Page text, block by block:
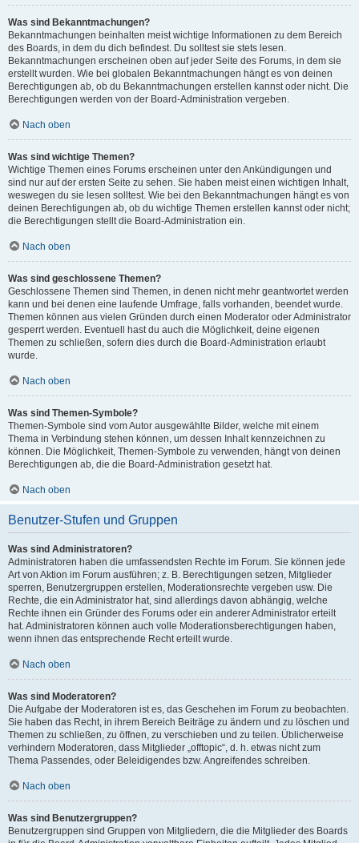
Was sind Bekanntmachungen?
Bekanntmachungen beinhalten meist wichtige Informationen zu dem Bereich
des Boards, in dem du dich befindest. Du solltest sie stets lesen.
Bekanntmachungen erscheinen oben auf jeder Seite des Forums, in dem sie
erstellt wurden. Wie bei globalen Bekanntmachungen hängt es von deinen
Berechtigungen ab, ob du Bekanntmachungen erstellen kannst oder nicht. Die
Berechtigungen werden von der Board-Administration vergeben.
Nach oben
Was sind wichtige Themen?
Wichtige Themen eines Forums erscheinen unter den Ankündigungen und
sind nur auf der ersten Seite zu sehen. Sie haben meist einen wichtigen Inhalt,
weswegen du sie lesen solltest. Wie bei den Bekanntmachungen hängt es von
deinen Berechtigungen ab, ob du wichtige Themen erstellen kannst oder nicht;
die Berechtigungen stellt die Board-Administration ein.
Nach oben
Was sind geschlossene Themen?
Geschlossene Themen sind Themen, in denen nicht mehr geantwortet werden
kann und bei denen eine laufende Umfrage, falls vorhanden, beendet wurde.
Themen können aus vielen Gründen durch einen Moderator oder Administrator
gesperrt werden. Eventuell hast du auch die Möglichkeit, deine eigenen
Themen zu schließen, sofern dies durch die Board-Administration erlaubt
wurde.
Nach oben
Was sind Themen-Symbole?
Themen-Symbole sind vom Autor ausgewählte Bilder, welche mit einem
Thema in Verbindung stehen können, um dessen Inhalt kennzeichnen zu
können. Die Möglichkeit, Themen-Symbole zu verwenden, hängt von deinen
Berechtigungen ab, die die Board-Administration gesetzt hat.
Nach oben
Benutzer-Stufen und Gruppen
Was sind Administratoren?
Administratoren haben die umfassendsten Rechte im Forum. Sie können jede
Art von Aktion im Forum ausführen; z. B. Berechtigungen setzen, Mitglieder
sperren, Benutzergruppen erstellen, Moderationsrechte vergeben usw. Die
Rechte, die ein Administrator hat, sind allerdings davon abhängig, welche
Rechte ihnen ein Gründer des Forums oder ein anderer Administrator erteilt
hat. Administratoren können auch volle Moderationsberechtigungen haben,
wenn ihnen das entsprechende Recht erteilt wurde.
Nach oben
Was sind Moderatoren?
Die Aufgabe der Moderatoren ist es, das Geschehen im Forum zu beobachten.
Sie haben das Recht, in ihrem Bereich Beiträge zu ändern und zu löschen und
Themen zu schließen, zu öffnen, zu verschieben und zu teilen. Üblicherweise
verhindern Moderatoren, dass Mitglieder „offtopic“, d. h. etwas nicht zum
Thema Passendes, oder Beleidigendes bzw. Angreifendes schreiben.
Nach oben
Was sind Benutzergruppen?
Benutzergruppen sind Gruppen von Mitgliedern, die die Mitglieder des Boards